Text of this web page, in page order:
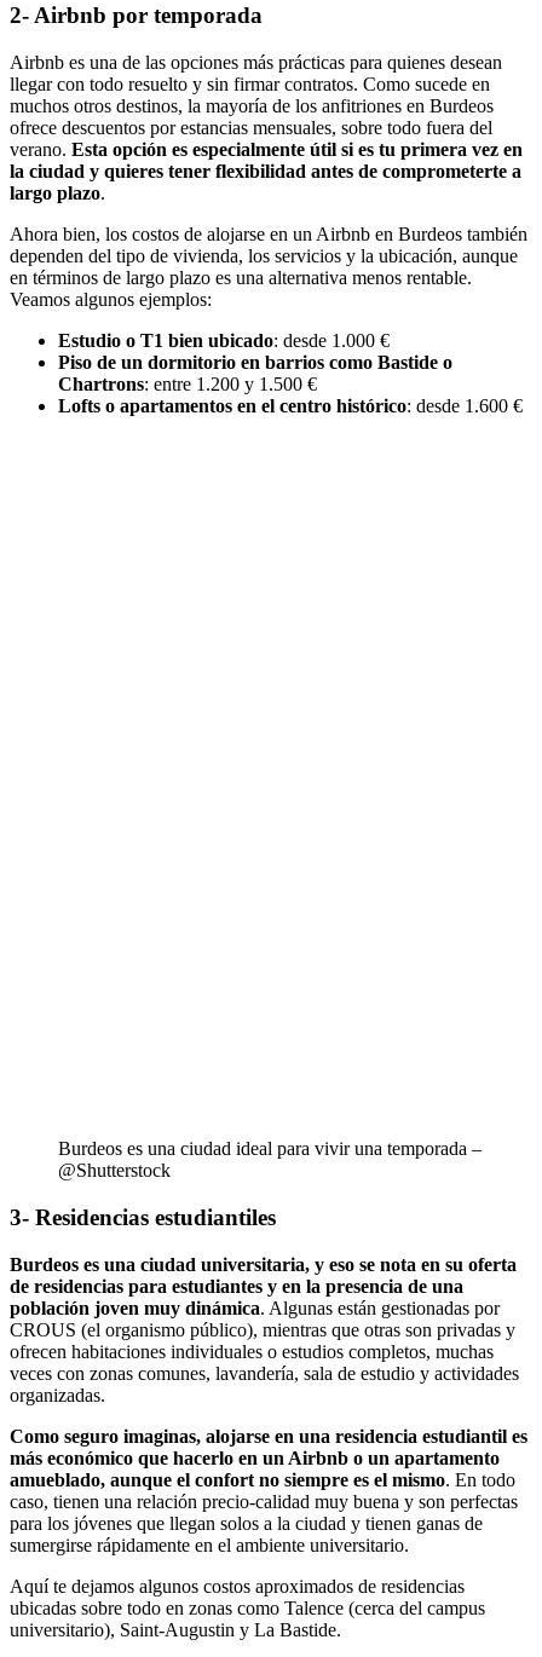
2- Airbnb por temporada
Airbnb es una de las opciones más prácticas para quienes desean
llegar con todo resuelto y sin firmar contratos. Como sucede en
muchos otros destinos, la mayoría de los anfitriones en Burdeos
ofrece descuentos por estancias mensuales, sobre todo fuera del
verano. Esta opción es especialmente útil si es tu primera vez en
la ciudad y quieres tener flexibilidad antes de comprometerte a
largo plazo.
Ahora bien, los costos de alojarse en un Airbnb en Burdeos también
dependen del tipo de vivienda, los servicios y la ubicación, aunque
en términos de largo plazo es una alternativa menos rentable.
Veamos algunos ejemplos:
Estudio o T1 bien ubicado: desde 1.000 €
Piso de un dormitorio en barrios como Bastide o
Chartrons: entre 1.200 y 1.500 €
Lofts o apartamentos en el centro histórico: desde 1.600 €
Burdeos es una ciudad ideal para vivir una temporada –
@Shutterstock
3- Residencias estudiantiles
Burdeos es una ciudad universitaria, y eso se nota en su oferta
de residencias para estudiantes y en la presencia de una
población joven muy dinámica. Algunas están gestionadas por
CROUS (el organismo público), mientras que otras son privadas y
ofrecen habitaciones individuales o estudios completos, muchas
veces con zonas comunes, lavandería, sala de estudio y actividades
organizadas.
Como seguro imaginas, alojarse en una residencia estudiantil es
más económico que hacerlo en un Airbnb o un apartamento
amueblado, aunque el confort no siempre es el mismo. En todo
caso, tienen una relación precio-calidad muy buena y son perfectas
para los jóvenes que llegan solos a la ciudad y tienen ganas de
sumergirse rápidamente en el ambiente universitario.
Aquí te dejamos algunos costos aproximados de residencias
ubicadas sobre todo en zonas como Talence (cerca del campus
universitario), Saint-Augustin y La Bastide.